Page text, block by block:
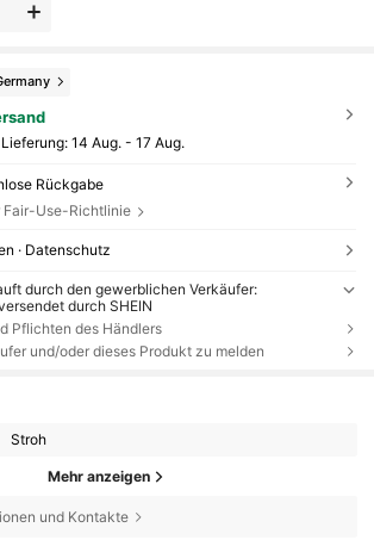
14 Aug. - 17 Aug.
Rückgabe
Fair-Use-Richtlinie
· Datenschutz
durch den gewerblichen Verkäufer:
durch SHEIN
Pflichten des Händlers
und/oder dieses Produkt zu melden
Stroh
Mehr anzeigen
und Kontakte